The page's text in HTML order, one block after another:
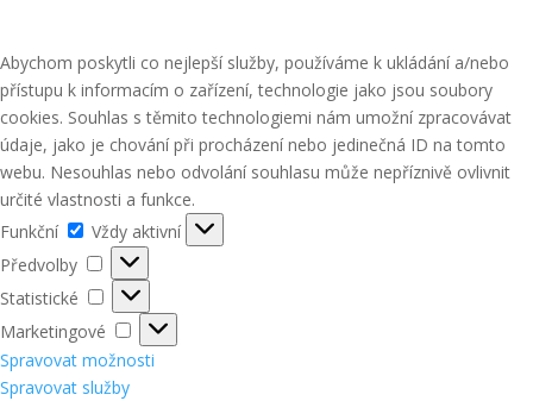
Abychom poskytli co nejlepší služby, používáme k ukládání a/nebo
přístupu k informacím o zařízení, technologie jako jsou soubory
cookies. Souhlas s těmito technologiemi nám umožní zpracovávat
údaje, jako je chování při procházení nebo jedinečná ID na tomto
webu. Nesouhlas nebo odvolání souhlasu může nepříznivě ovlivnit
určité vlastnosti a funkce.
Funkční
Funkční
Vždy aktivní
Předvolby
Předvolby
Statistické
Statistické
Marketingové
Marketingové
Spravovat možnosti
Spravovat služby